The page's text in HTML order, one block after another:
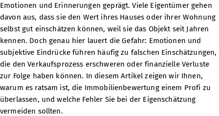
Emotionen und Erinnerungen geprägt. Viele Eigentümer gehen
davon aus, dass sie den Wert ihres Hauses oder ihrer Wohnung
selbst gut einschätzen können, weil sie das Objekt seit Jahren
kennen. Doch genau hier lauert die Gefahr: Emotionen und
subjektive Eindrücke führen häufig zu falschen Einschätzungen,
die den Verkaufsprozess erschweren oder finanzielle Verluste
zur Folge haben können. In diesem Artikel zeigen wir Ihnen,
warum es ratsam ist, die Immobilienbewertung einem Profi zu
überlassen, und welche Fehler Sie bei der Eigenschätzung
vermeiden sollten.